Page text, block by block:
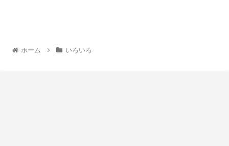
ホーム いろいろ